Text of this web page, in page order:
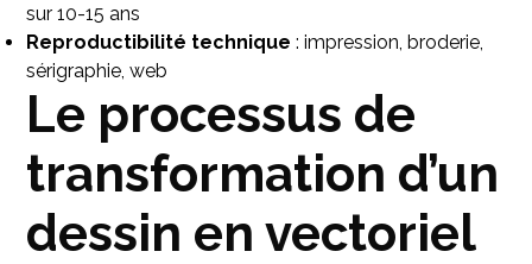
sur 10-15 ans
Reproductibilité technique : impression, broderie,
sérigraphie, web
Le processus de
transformation d’un
dessin en vectoriel